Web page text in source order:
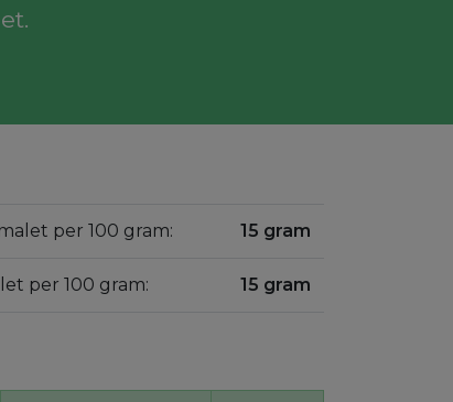
per 100 gram: 15 gram
per 100 gram: 15 gram